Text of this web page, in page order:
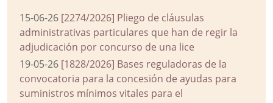
15-06-26 [2274/2026] Pliego de cláusulas
administrativas particulares que han de regir la
adjudicación por concurso de una lice
19-05-26 [1828/2026] Bases reguladoras de la
convocatoria para la concesión de ayudas para
suministros mínimos vitales para el